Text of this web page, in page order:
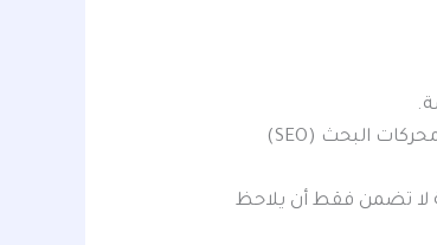
الوصول إلى العملاء بشكل أسرع وزيادة حركة المرور ومساعدتك على زيادة مبيعاتك. استخدام تقنيات تحسين محركات البحث (SEO)
لا تضمن فقط أن يلاحظ